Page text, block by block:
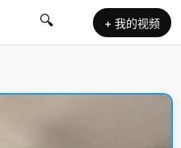
🔍 + 我的视频